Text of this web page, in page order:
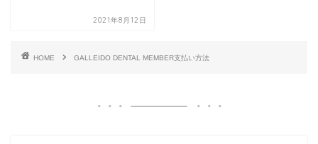
2021年8月12日
HOME GALLEIDO DENTAL MEMBER支払い方法